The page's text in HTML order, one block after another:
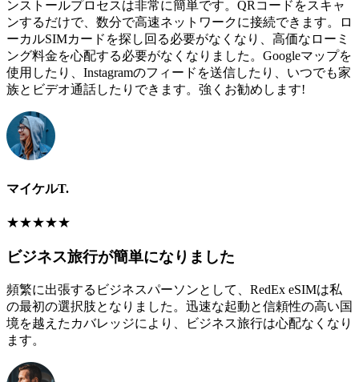
ンストールプロセスは非常に簡単です。QRコードをスキャ
ンするだけで、数分で高速ネットワークに接続できます。ロ
ーカルSIMカードを探し回る必要がなくなり、高価なローミ
ング料金を心配する必要がなくなりました。Googleマップを
使用したり、Instagramのフィードを送信したり、いつでも家
族とビデオ通話したりできます。強くお勧めします!
マイケルT.
★★★★★
ビジネス旅行が簡単になりました
頻繁に出張するビジネスパーソンとして、RedEx eSIMは私
の最初の選択肢となりました。迅速な起動と信頼性の高い国
境を越えたカバレッジにより、ビジネス旅行は心配なくなり
ます。